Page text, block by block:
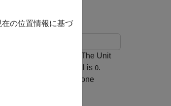
in a Simulink® model. The Unit
external reset signal is 0.
parameter after one
の位置情報に基づ